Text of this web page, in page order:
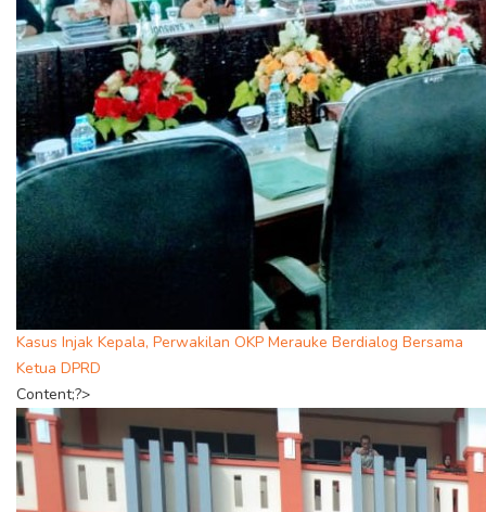
Kasus Injak Kepala, Perwakilan OKP Merauke Berdialog Bersama
Ketua DPRD
Content;?>